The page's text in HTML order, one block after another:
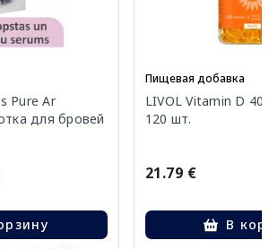
Pure Ar
для бровей
Пищевая добавка
LIVOL Vitamin D
120 шт.
21.79 €
В